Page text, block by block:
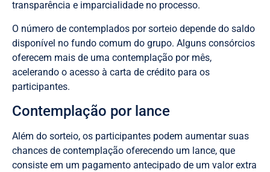
transparência e imparcialidade no processo.
O número de contemplados por sorteio depende do saldo
disponível no fundo comum do grupo. Alguns consórcios
oferecem mais de uma contemplação por mês,
acelerando o acesso à carta de crédito para os
participantes.
Contemplação por lance
Além do sorteio, os participantes podem aumentar suas
chances de contemplação oferecendo um lance, que
consiste em um pagamento antecipado de um valor extra